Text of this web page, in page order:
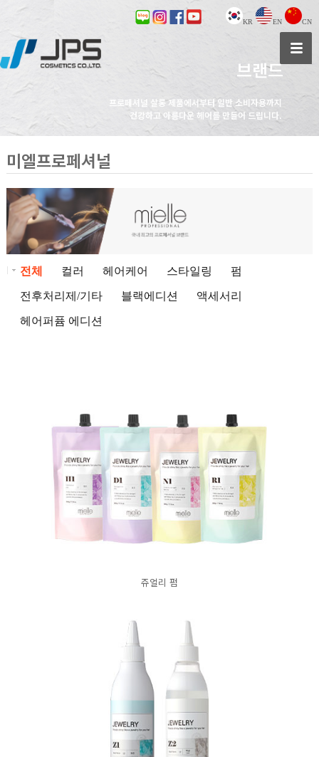
KR EN CN
브랜드
프로페셔널 살롱 제품에서부터 일반 소비자용까지
건강하고 아름다운 헤어를 만들어 드립니다.
미엘프로페셔널
전체 컬러 헤어케어 스타일링 펌
전후처리제/기타 블랙에디션 액세서리
헤어퍼퓸 에디션
쥬얼리 펌